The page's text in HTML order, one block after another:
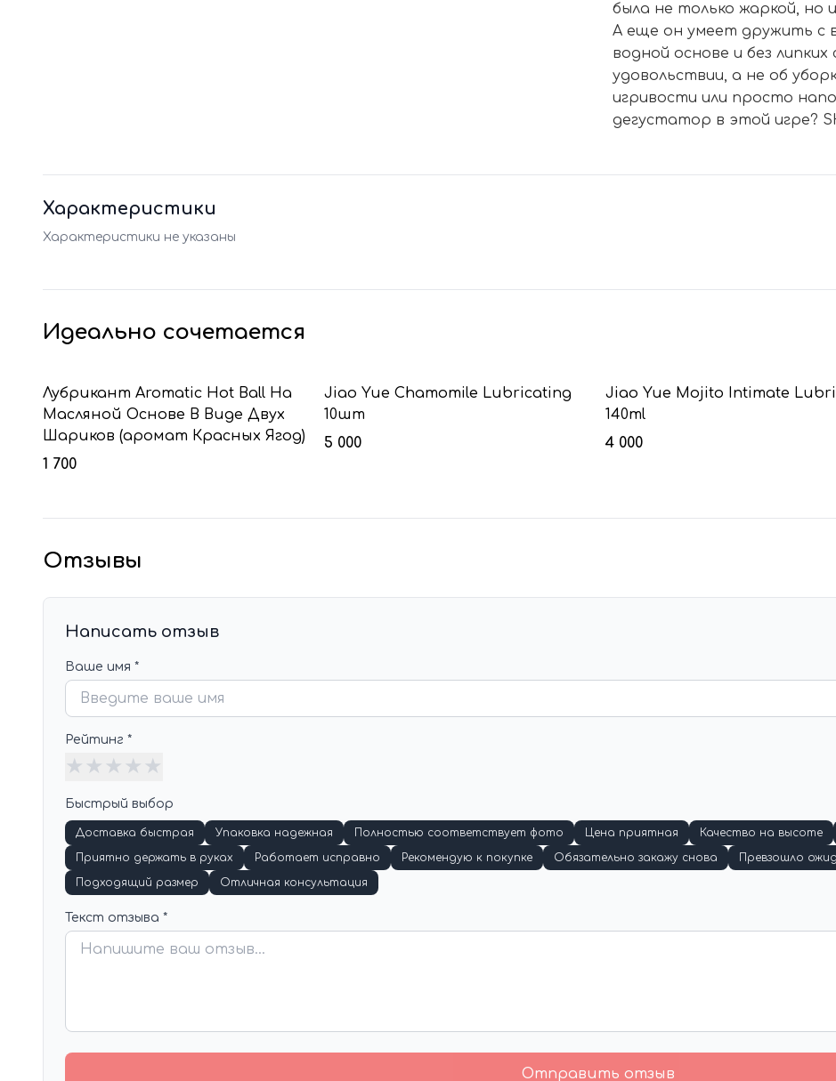
была не только жаркой, но
А еще он умеет дружить с
водной основе и без
удовольствии, а не об
игривости или просто
дегустатор в этой игре?
Характеристики
Характеристики не указаны
Идеально сочетается
Лубрикант Aromatic Hot Ball На
Масляной Основе В Виде Двух
Шариков (аромат Красных Ягод)
1 700
Jiao Yue Chamomile Lubricating
10шт
5 000
Jiao Yue Mojito Intimate
140ml
4 000
Отзывы
Написать отзыв
Ваше имя *
Рейтинг *
★ ★ ★ ★ ★
Быстрый выбор
Доставка быстрая Упаковка надежная Полностью соответствует фото Цена приятная Качество на высоте
Приятно держать в руках
Работает исправно Рекомендую к покупке Обязательно закажу снова Превзошло
Подходящий размер
Отличная консультация
Текст отзыва *
Отправить отзыв